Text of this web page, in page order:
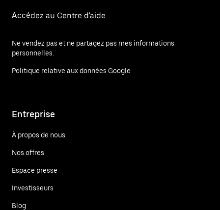
Accédez au Centre d'aide
Ne vendez pas et ne partagez pas mes informations
personnelles.
Politique relative aux données Google
Entreprise
À propos de nous
Nos offres
Espace presse
Investisseurs
Blog